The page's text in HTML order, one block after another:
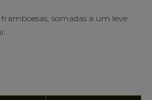
somadas a um leve